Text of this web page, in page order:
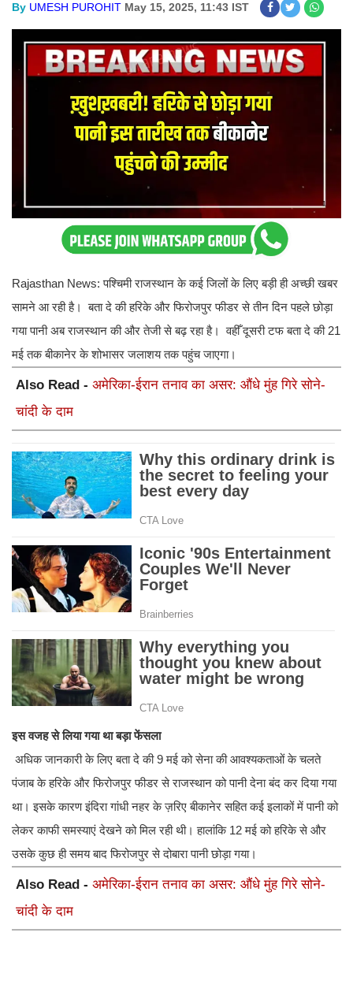
By UMESH PUROHIT May 15, 2025, 11:43 IST
Rajasthan News: पश्चिमी राजस्थान के कई जिलों के लिए बड़ी ही अच्छी खबर
सामने आ रही है। बता दे की हरिके और फिरोजपुर फीडर से तीन दिन पहले छोड़ा
गया पानी अब राजस्थान की और तेजी से बढ़ रहा है। वहीँ दूसरी टफ बता दे की 21
मई तक बीकानेर के शोभासर जलाशय तक पहुंच जाएगा।
Also Read - अमेरिका-ईरान तनाव का असर: औंधे मुंह गिरे सोने-
चांदी के दाम
इस वजह से लिया गया था बड़ा फेंसला
अधिक जानकारी के लिए बता दे की 9 मई को सेना की आवश्यकताओं के चलते
पंजाब के हरिके और फिरोजपुर फीडर से राजस्थान को पानी देना बंद कर दिया गया
था। इसके कारण इंदिरा गांधी नहर के ज़रिए बीकानेर सहित कई इलाकों में पानी को
लेकर काफी समस्याएं देखने को मिल रही थी। हालांकि 12 मई को हरिके से और
उसके कुछ ही समय बाद फिरोजपुर से दोबारा पानी छोड़ा गया।
Also Read - अमेरिका-ईरान तनाव का असर: औंधे मुंह गिरे सोने-
चांदी के दाम